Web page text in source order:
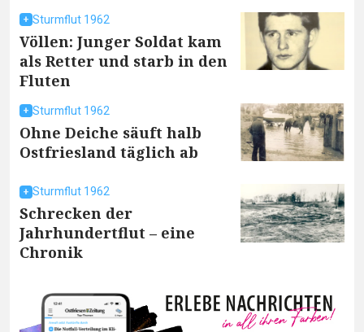
Sturmflut 1962
Völlen: Junger Soldat kam
als Retter und starb in den
Fluten
Sturmflut 1962
Ohne Deiche säuft halb
Ostfriesland täglich ab
Sturmflut 1962
Schrecken der
Jahrhundertflut – eine
Chronik